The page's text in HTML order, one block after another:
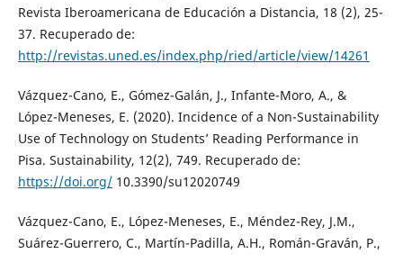
Revista Iberoamericana de Educación a Distancia, 18 (2), 25-
37. Recuperado de:
http://revistas.uned.es/index.php/ried/article/view/14261
Vázquez-Cano, E., Gómez-Galán, J., Infante-Moro, A., &
López-Meneses, E. (2020). Incidence of a Non-Sustainability
Use of Technology on Students’ Reading Performance in
Pisa. Sustainability, 12(2), 749. Recuperado de:
https://doi.org/10.3390/su12020749
Vázquez-Cano, E., López-Meneses, E., Méndez-Rey, J.M.,
Suárez-Guerrero, C., Martín-Padilla, A.H., Román-Graván, P.,